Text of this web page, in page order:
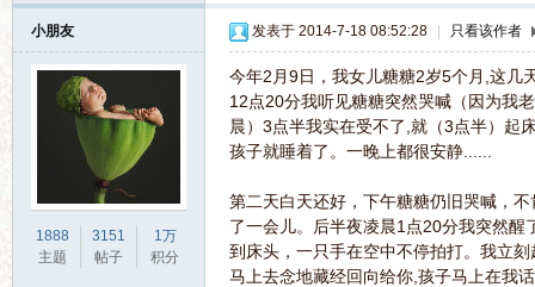
小朋友
1888
主题
3151
帖子
1万
积分
发表于 2014-7-18 08:52:28 只看该作者
今年2月9日，我女儿糖糖2岁5个月,这几
12点20分我听见糖糖突然哭喊（因为我
晨）3点半我实在受不了,就（3点半）起
孩子就睡着了。一晚上都很安静......
第二天白天还好，下午糖糖仍旧哭喊，
了一会儿。后半夜凌晨1点20分我突然
到床头，一只手在空中不停拍打。我立
马上去念地藏经回向给你,孩子马上在我